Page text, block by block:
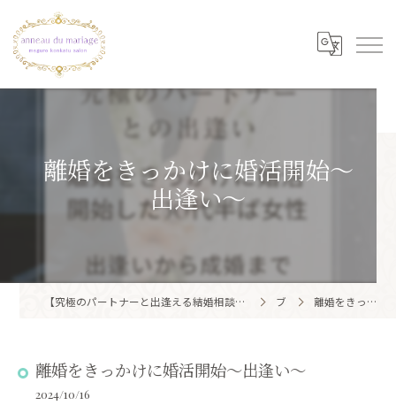
離婚をきっかけに婚活開始〜
出逢い〜
【究極のパートナーと出逢える結婚相談所】目黒区・品川区で結婚相談所ならアノー・ド・マリアージュ 目黒婚活サロン ブログ 離婚をきっかけに婚活開始〜出逢い〜
離婚をきっかけに婚活開始〜出逢い〜
2024/10/16